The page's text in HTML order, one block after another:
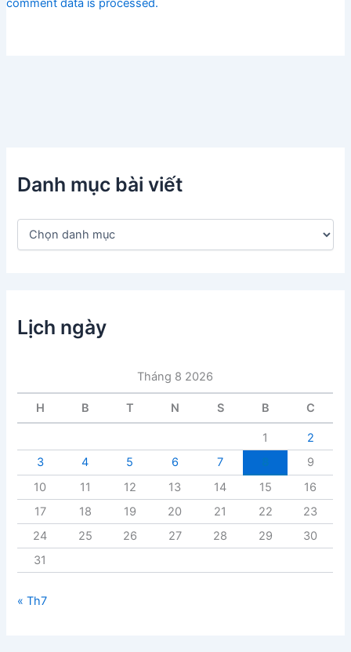
comment data is processed.
Danh mục bài viết
D
c
b
i
Lịch ngày
Tháng 8 2026
H B T N S B C
1
2
3
4 5 6 7
9
10
11 12 13 14 15
16
17
18 19 20 21 22
23
24
25 26 27 28 29
30
31
« Th7